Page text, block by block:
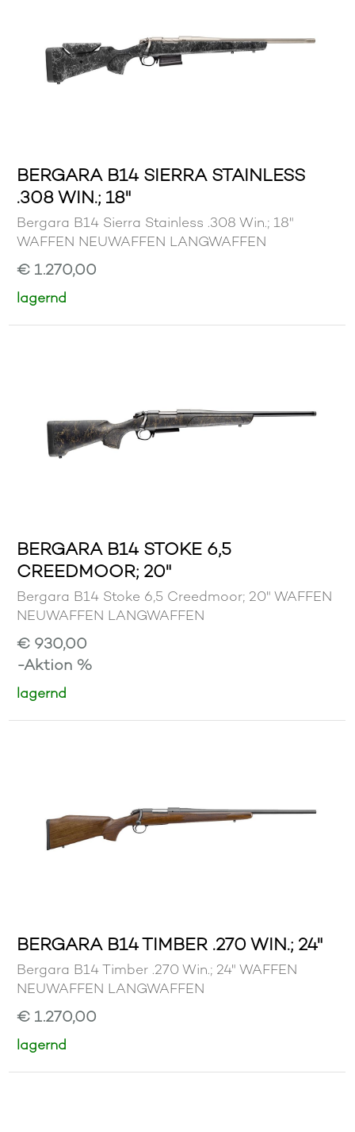
BERGARA B14 SIERRA STAINLESS
.308 WIN.; 18"
Bergara B14 Sierra Stainless .308 Win.; 18"
WAFFEN NEUWAFFEN LANGWAFFEN
€ 1.270,00
lagernd
BERGARA B14 STOKE 6,5
CREEDMOOR; 20"
Bergara B14 Stoke 6,5 Creedmoor; 20" WAFFEN
NEUWAFFEN LANGWAFFEN
€ 930,00
-Aktion %
lagernd
BERGARA B14 TIMBER .270 WIN.; 24"
Bergara B14 Timber .270 Win.; 24" WAFFEN
NEUWAFFEN LANGWAFFEN
€ 1.270,00
lagernd